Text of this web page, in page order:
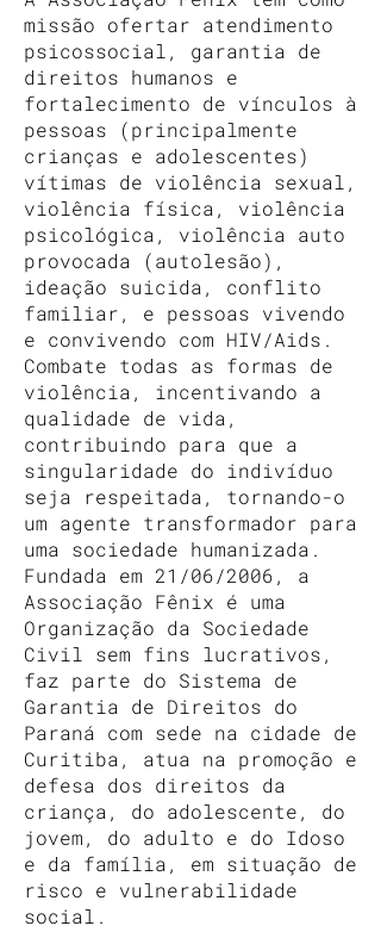
missão ofertar atendimento
psicossocial, garantia de
direitos humanos e
fortalecimento de vínculos à
pessoas (principalmente
crianças e adolescentes)
vítimas de violência sexual,
violência física, violência
psicológica, violência auto
provocada (autolesão),
ideação suicida, conflito
familiar, e pessoas vivendo
e convivendo com HIV/Aids.
Combate todas as formas de
violência, incentivando a
qualidade de vida,
contribuindo para que a
singularidade do indivíduo
seja respeitada, tornando-o
um agente transformador para
uma sociedade humanizada.
Fundada em 21/06/2006, a
Associação Fênix é uma
Organização da Sociedade
Civil sem fins lucrativos,
faz parte do Sistema de
Garantia de Direitos do
Paraná com sede na cidade de
Curitiba, atua na promoção e
defesa dos direitos da
criança, do adolescente, do
jovem, do adulto e do Idoso
e da família, em situação de
risco e vulnerabilidade
social.